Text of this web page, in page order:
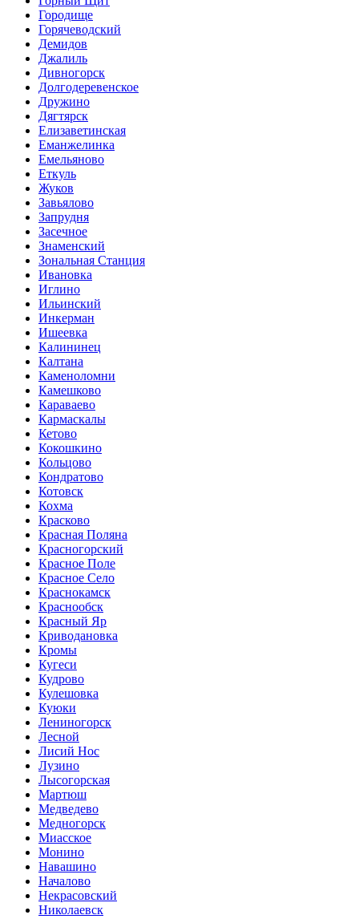
Городище
Горячеводский
Демидов
Джалиль
Дивногорск
Долгодеревенское
Дружино
Дягтярск
Елизаветинская
Еманжелинка
Емельяново
Еткуль
Жуков
Завьялово
Запрудня
Засечное
Знаменский
Зональная Станция
Ивановка
Иглино
Ильинский
Инкерман
Ишеевка
Калининец
Калтана
Каменоломни
Камешково
Караваево
Кармаскалы
Кетово
Кокошкино
Кольцово
Кондратово
Котовск
Кохма
Красково
Красная Поляна
Красногорский
Красное Поле
Красное Село
Краснокамск
Краснообск
Красный Яр
Криводановка
Кромы
Кугеси
Кудрово
Кулешовка
Куюки
Лениногорск
Лесной
Лисий Нос
Лузино
Лысогорская
Мартюш
Медведево
Медногорск
Миасское
Монино
Навашино
Началово
Некрасовский
Николаевск